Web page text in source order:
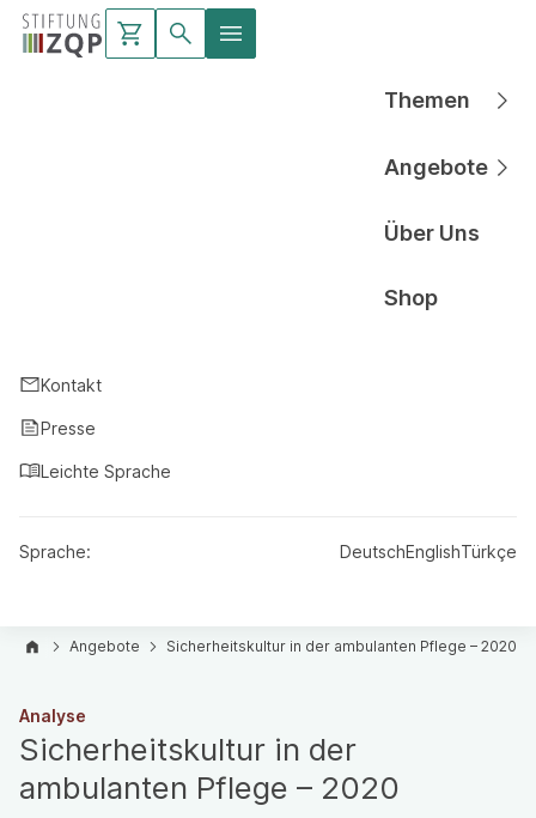
Sprache: DeutschEnglishTürkçe
Kontakt
Presse
Leichte Sprache
Themen
Angebote
Über Uns
Shop
Angebote Sicherheitskultur in der ambulanten Pflege – 2020
Analyse
Sicherheitskultur in der
ambulanten Pflege – 2020